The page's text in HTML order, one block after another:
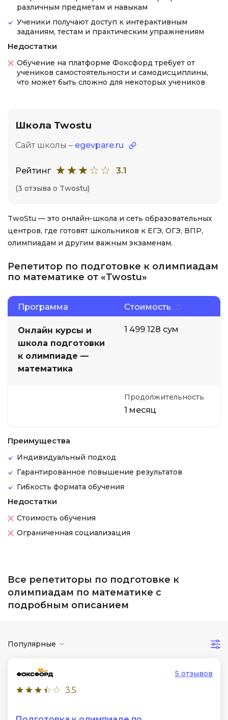
различным предметам и навыкам
Ученики получают доступ к интерактивным
заданиям, тестам и практическим упражнениям
Недостатки
Обучение на платформе Фоксфорд требует от
учеников самостоятельности и самодисциплины,
что может быть сложно для некоторых учеников
Школа Twostu
Сайт школы – egevpare.ru
Рейтинг 3.1
(3 отзыва о Twostu)
TwoStu — это онлайн-школа и сеть образовательных
центров, где готовят школьников к ЕГЭ, ОГЭ, ВПР,
олимпиадам и другим важным экзаменам.
Репетитор по подготовке к олимпиадам
по математике от «Twostu»
Программа Стоимость
Онлайн курсы и
школа подготовки
к олимпиаде —
математика
1 499 128 сум
Продолжительность
1 месяц
Преимущества
Индивидуальный подход
Гарантированное повышение результатов
Гибкость формата обучения
Недостатки
Стоимость обучения
Ограниченная социализация
Все репетиторы по подготовке к
олимпиадам по математике с
подробным описанием
Популярные
3.5
5 отзывов